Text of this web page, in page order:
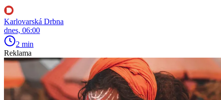
Karlovarská Drbna
dnes, 06:00
2 min
Reklama